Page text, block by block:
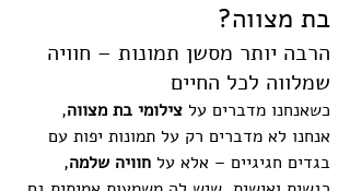
בת מצווה?
הרבה יותר מסשן תמונות – חוויה
שמלווה לכל החיים
כשאנחנו מדברים על צילומי בת מצווה,
אנחנו לא מדברים רק על תמונות יפות עם
בגדים חגיגיים – אלא על חוויה שלמה,